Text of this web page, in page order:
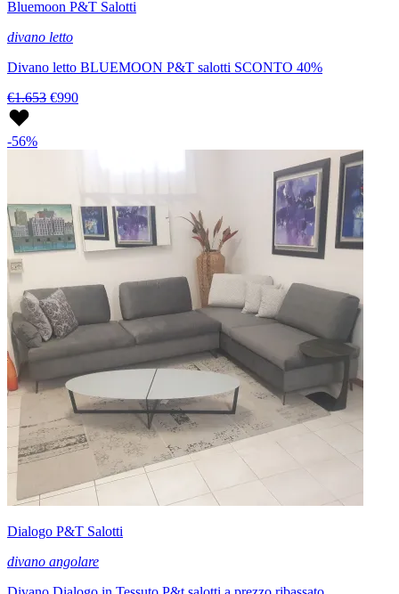
Bluemoon P&T Salotti
divano letto
Divano letto BLUEMOON P&T salotti SCONTO 40%
€1.653 €990
-56%
Dialogo P&T Salotti
divano angolare